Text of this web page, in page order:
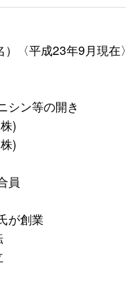
〈平成23年9月現在〉
シン等の開き
)
)
員
が創業